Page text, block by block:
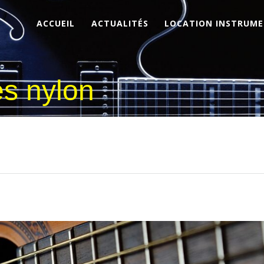
ACCUEIL ACTUALITÉS LOCATION
nylon